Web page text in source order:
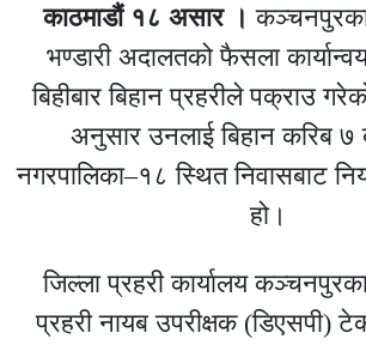
काठमाडौं १८ असार ।
भण्डारी अदालतको फैसला
बिहीबार बिहान प्रहरीले पक्राउ
अनुसार उनलाई बिहान करिब ७
नगरपालिका–१८ स्थित निवासबाट
हो।
जिल्ला प्रहरी कार्यालय
प्रहरी नायब उपरीक्षक (डिएसपी)